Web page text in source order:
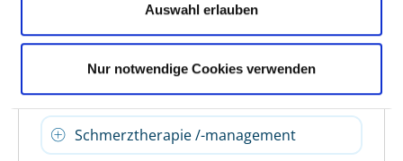
Auswahl erlauben
Nur notwendige Cookies verwenden
Präventionskurse
Rückenschule / Haltungsschulung /
Schmerztherapie /-management